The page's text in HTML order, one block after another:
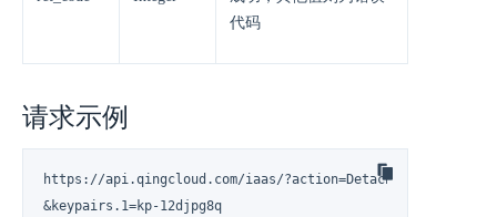
代码
请求示例
https://api.qingcloud.com/iaas/?action=DetachKeyPairs
&keypairs.1=kp-12djpg8q